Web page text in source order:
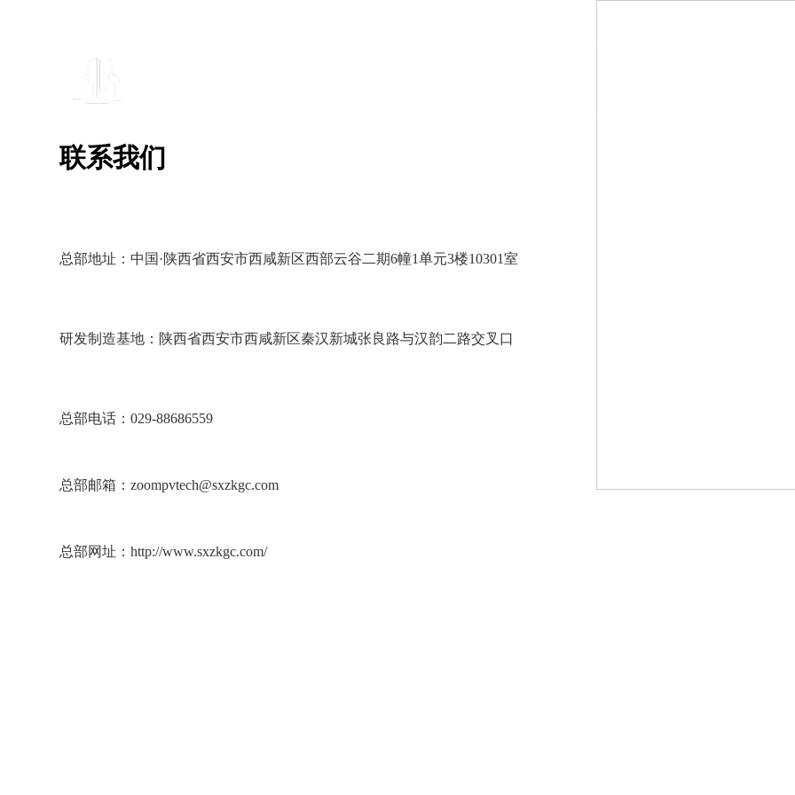
联系我们
总部地址：中国·陕西省西安市西咸新区西部云谷二期6幢1单元3楼10301室
研发制造基地：陕西省西安市西咸新区秦汉新城张良路与汉韵二路交叉口
总部电话：029-88686559
总部邮箱：zoompvtech@sxzkgc.com
总部网址：http://www.sxzkgc.com/